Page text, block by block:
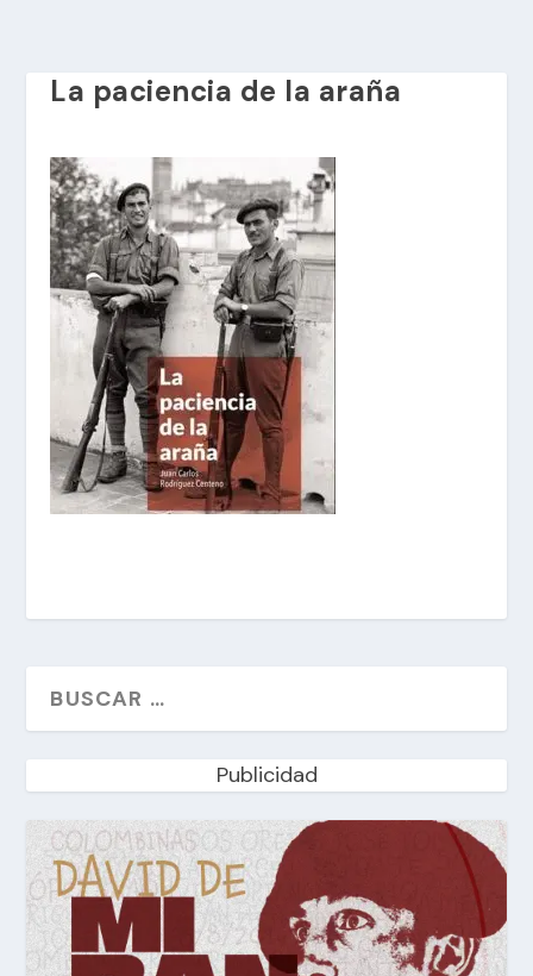
La paciencia de la araña
Publicidad